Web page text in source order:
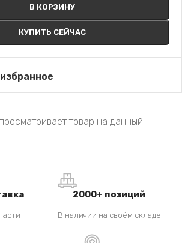
В КОРЗИНУ
КУПИТЬ СЕЙЧАС
товар на данный
2000+ позиций
В наличии на своём складе